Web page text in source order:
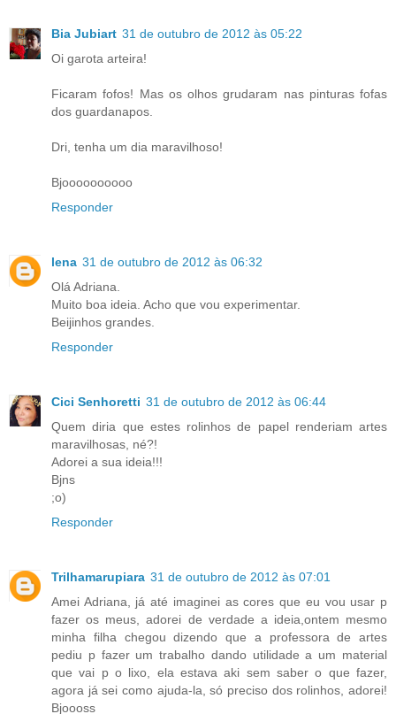
Bia Jubiart 31 de outubro de 2012 às 05:22
Oi garota arteira!
Ficaram fofos! Mas os olhos grudaram nas pinturas fofas
dos guardanapos.
Dri, tenha um dia maravilhoso!
Bjoooooooooo
Responder
lena 31 de outubro de 2012 às 06:32
Olá Adriana.
Muito boa ideia. Acho que vou experimentar.
Beijinhos grandes.
Responder
Cici Senhoretti 31 de outubro de 2012 às 06:44
Quem diria que estes rolinhos de papel renderiam artes
maravilhosas, né?!
Adorei a sua ideia!!!
Bjns
;o)
Responder
Trilhamarupiara 31 de outubro de 2012 às 07:01
Amei Adriana, já até imaginei as cores que eu vou usar p
fazer os meus, adorei de verdade a ideia,ontem mesmo
minha filha chegou dizendo que a professora de artes
pediu p fazer um trabalho dando utilidade a um material
que vai p o lixo, ela estava aki sem saber o que fazer,
agora já sei como ajuda-la, só preciso dos rolinhos, adorei!
Bjoooss